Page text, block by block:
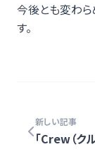
今後とも変わ
す。
新しい記事
「Crew（ク